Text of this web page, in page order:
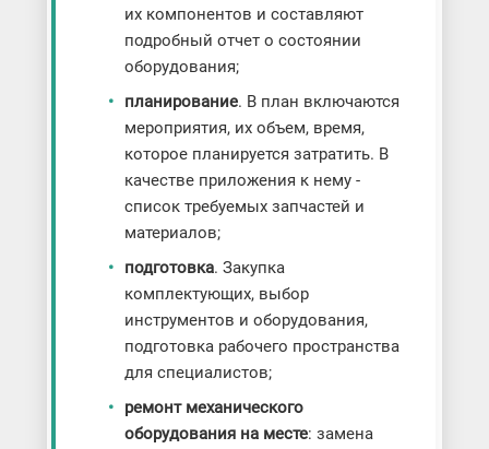
их компонентов и составляют
подробный отчет о состоянии
оборудования;
планирование. В план включаются
мероприятия, их объем, время,
которое планируется затратить. В
качестве приложения к нему -
список требуемых запчастей и
материалов;
подготовка. Закупка
комплектующих, выбор
инструментов и оборудования,
подготовка рабочего пространства
для специалистов;
ремонт механического
оборудования на месте: замена